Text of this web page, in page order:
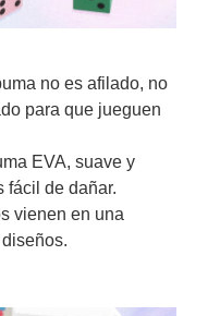
no es afilado, no
para que jueguen
EVA, suave y
fácil de dañar.
vienen en una